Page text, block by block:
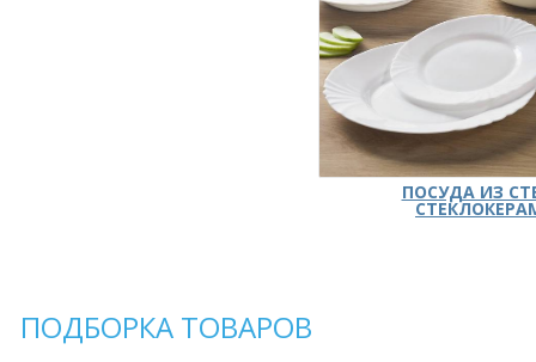
ПОСУДА ИЗ
ПОДБОРКА ТОВАРОВ